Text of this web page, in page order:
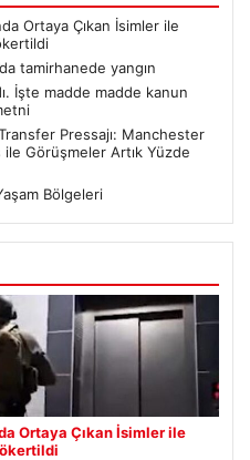
Ortaya Çıkan İsimler ile
tamirhanede yangın
İşte madde madde kanun
Pressajı: Manchester
ile Görüşmeler Artık Yüzde
Bölgeleri
Ortaya Çıkan İsimler ile